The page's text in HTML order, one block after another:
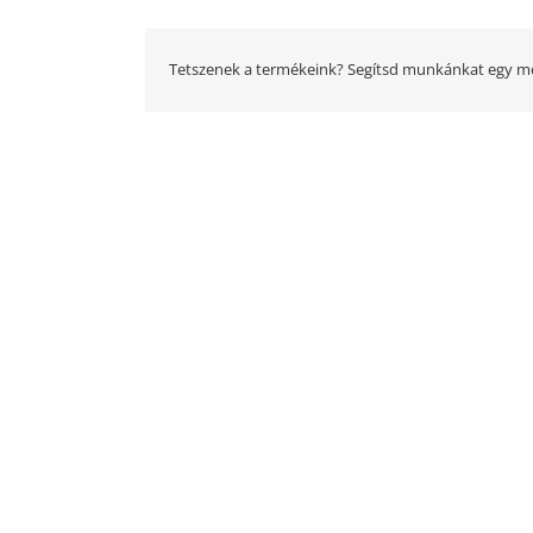
Tetszenek a termékeink? Segítsd munkánkat egy